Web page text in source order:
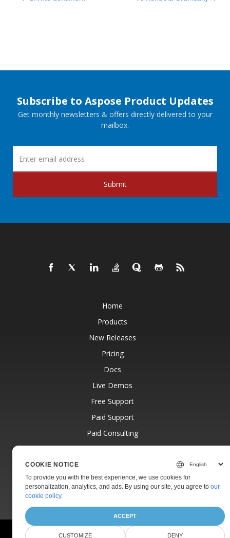
Subscribe to Aspose Product Updates
Get monthly newsletters & offers directly delivered to your
mailbox.
Submit
Home
Products
New Releases
Pricing
Docs
Live Demos
Free Support
Paid Support
Paid Consulting
Blog
About
© Aspose Pty Ltd 2001-2026.All Rights Reserved.
COOKIE NOTICE
To provide you with the best experience, we use cookies for
personalization, analytics, and ads. By using our site, you agree toour
cookie policy.
ACCEPT
CUSTOMIZE DENY